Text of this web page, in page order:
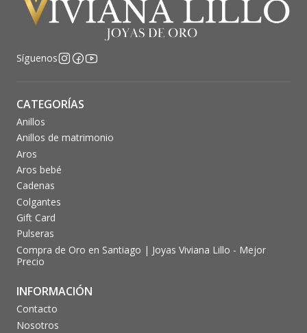
Síguenos
CATEGORÍAS
Anillos
Anillos de matrimonio
Aros
Aros bebé
Cadenas
Colgantes
Gift Card
Pulseras
Compra de Oro en Santiago | Joyas Viviana Lillo - Mejor
Precio
INFORMACIÓN
Contacto
Nosotros